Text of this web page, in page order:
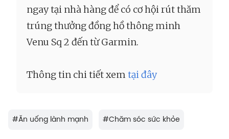
ngay tại nhà hàng để có cơ hội rút thăm
trúng thưởng đồng hồ thông minh
Venu Sq 2 đến từ Garmin.
Thông tin chi tiết xem tại đây
#Ăn uống lành mạnh #Chăm sóc sức khỏe